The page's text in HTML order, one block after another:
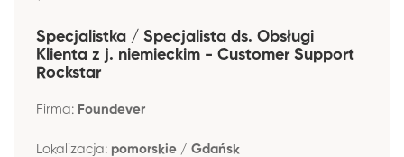
Specjalistka / Specjalista ds. Obsługi
Klienta z j. niemieckim - Customer Support
Rockstar
Firma: Foundever
Lokalizacja: pomorskie / Gdańsk